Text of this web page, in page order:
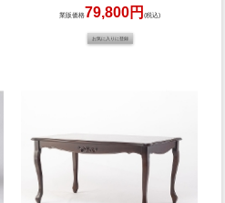
業販価格79,800円(税込)